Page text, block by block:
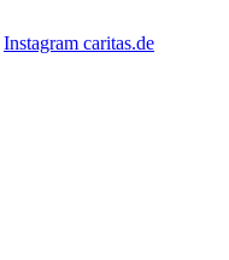
Instagram caritas.de